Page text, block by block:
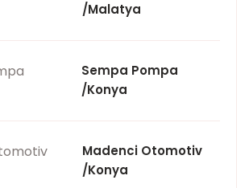
/Malatya
Sempa Pompa
/Konya
Madenci Otomotiv
/Konya